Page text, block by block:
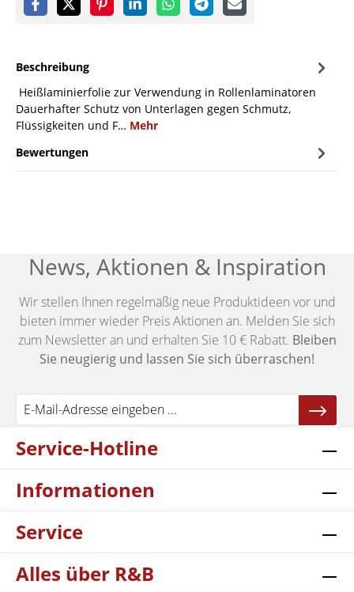
Beschreibung
Heißlaminierfolie zur Verwendung in Rollenlaminatoren
Dauerhafter Schutz von Unterlagen gegen Schmutz,
Flüssigkeiten und F… Mehr
Bewertungen
News, Aktionen & Inspiration
Wir stellen Ihnen regelmäßig neue Produktideen vor und
bieten immer wieder Preis Aktionen an. Melden Sie sich
zum Newsletter an und erhalten Sie 10 € Rabatt. Bleiben
Sie neugierig und lassen Sie sich überraschen!
Service-Hotline
Informationen
Service
Alles über R&B